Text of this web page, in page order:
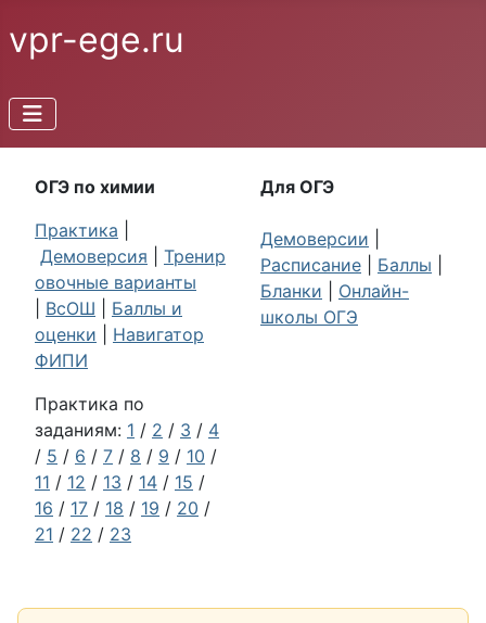
vpr-ege.ru
ОГЭ по химии
Практика
Демоверсия
Тренир
овочные варианты
ВсОШ
Баллы и
оценки
Навигатор
ФИПИ
Практика по
заданиям: 1 / 2 / 3 / 4
/ 5 / 6 / 7 / 8 / 9 / 10 /
11 / 12 / 13 / 14 / 15 /
16 / 17 / 18 / 19 / 20 /
21 / 22 / 23
Для ОГЭ
Демоверсии
Расписание
Баллы
Бланки
Онлайн-
школы ОГЭ